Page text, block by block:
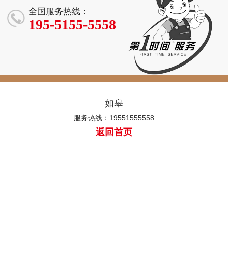
全国服务热线：
195-5155-5558
如皋
服务热线：19551555558
返回首页